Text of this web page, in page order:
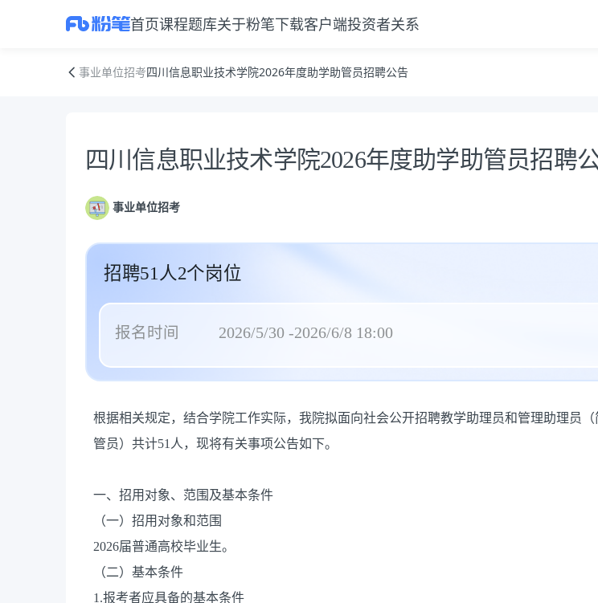
首页课程题库关于粉笔下载客户端投资者关系
事业单位招考四川信息职业技术学院2026年度助学助管员招聘公告
公告正文
四川信息职业技术学院2026年度助学助管员招聘
事业单位招考
招聘51人2个岗位
报名时间 2026/5/30 -2026/6/8 18:00
根据相关规定，结合学院工作实际，我院拟面向社会公开招聘教学助理员和管理助理员（
管员）共计51人，现将有关事项公告如下。
一、招用对象、范围及基本条件
（一）招用对象和范围
2026届普通高校毕业生。
（二）基本条件
1.报考者应具备的基本条件